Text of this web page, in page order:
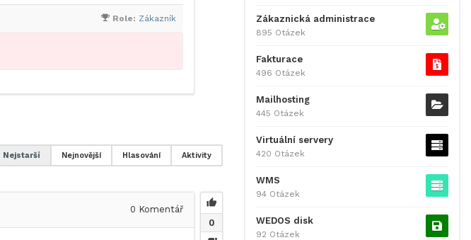
Role: Zákazník
Aktivity
Hlasování
Nejnovější
Nejstarší
0
0 Komentář
Zákaznická administrace
895 Otázek
Fakturace
496 Otázek
Mailhosting
445 Otázek
Virtuální servery
420 Otázek
WMS
94 Otázek
WEDOS disk
92 Otázek